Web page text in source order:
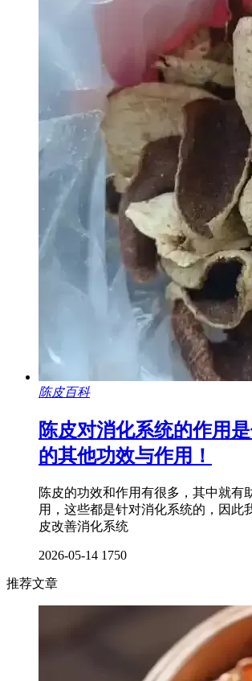
陈皮百科
陈皮对消化系统的作用
的其他功效与作用！
陈皮的功效和作用有很多，其中就有
用，这些都是针对消化系统的，因此
皮改善消化系统
2026-05-14 1750
推荐文章